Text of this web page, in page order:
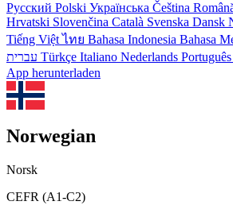
Русский Polski Українська Čeština
Hrvatski Slovenčina Català Svenska Dansk
Tiếng Việtไทย Bahasa Indonesia Bahasa
Türkçe Italiano Nederlands Português
App herunterladen
Norwegian
Norsk
CEFR (A1-C2)